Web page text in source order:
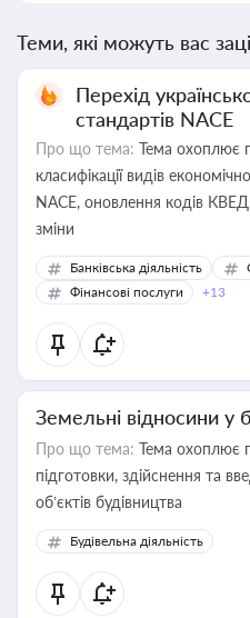
Теми, які можуть вас
Перехід
стандартів NACE
Про що тема: Тема охоплює
класифікації видів
NACE, оновлення кодів
зміни
Банківська діяльність
Фінансові послуги
+13
Земельні відносини у
Про що тема: Тема охоплює
підготовки, здійснення та
об’єктів будівництва
Будівельна діяльність